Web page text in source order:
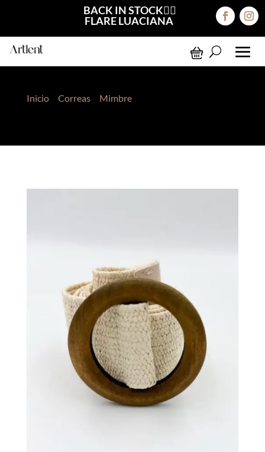
BACK IN STOCK❤️‍🔥
FLARE LUACIANA
Inicio> Correas> Mimbre> CORREA MIMBRE MIA